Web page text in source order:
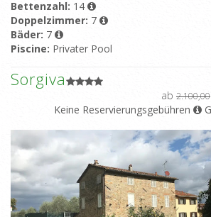
Bettenzahl: 14
Doppelzimmer: 7
Bäder: 7
Piscine: Privater Pool
Sorgiva
ab 2.100,00
Keine Reservierungsgebühren